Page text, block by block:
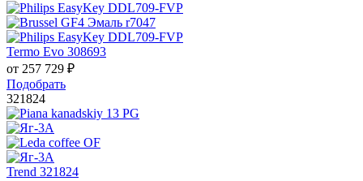
Termo Evo 308693
от 257 729 ₽
Подобрать
321824
Trend 321824